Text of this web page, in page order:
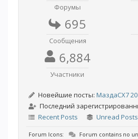
Форумы
695
Сообщения
6,884
Участники
Новейшие посты: МаздаCX7
Последний
Recent Posts
Unread Posts
Forum Icons:
Forum contains no